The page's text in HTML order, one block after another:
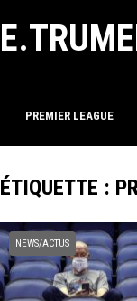
PREMIER LEAGUE
ÉTIQUETTE :
NEWS/ACTUS